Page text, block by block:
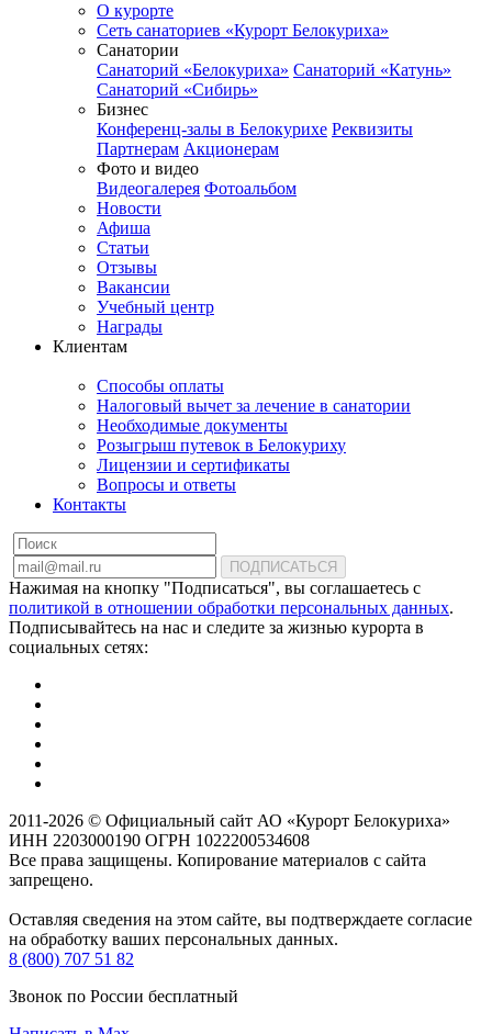
О курорте
Сеть санаториев «Курорт Белокуриха»
Санатории
Санаторий «Белокуриха» Санаторий «Катунь»
Санаторий «Сибирь»
Бизнес
Конференц-залы в Белокурихе Реквизиты
Партнерам Акционерам
Фото и видео
Видеогалерея Фотоальбом
Новости
Афиша
Статьи
Отзывы
Вакансии
Учебный центр
Награды
Клиентам
Способы оплаты
Налоговый вычет за лечение в санатории
Необходимые документы
Розыгрыш путевок в Белокуриху
Лицензии и сертификаты
Вопросы и ответы
Контакты
ПОДПИСАТЬСЯ
Нажимая на кнопку "Подписаться", вы соглашаетесь с
политикой в отношении обработки персональных данных.
Подписывайтесь на нас и следите за жизнью курорта в
социальных сетях:
2011-2026 © Официальный сайт АО «Курорт Белокуриха»
ИНН 2203000190 ОГРН 1022200534608
Все права защищены. Копирование материалов с сайта
запрещено.
Оставляя сведения на этом сайте, вы подтверждаете согласие
на обработку ваших персональных данных.
8 (800) 707 51 82
Звонок по России бесплатный